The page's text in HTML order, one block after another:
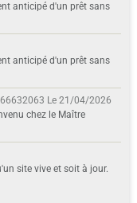
anticipé d'un prêt sans
anticipé d'un prêt sans
Le 21/04/2026
chez le Maître
site vive et soit à jour.